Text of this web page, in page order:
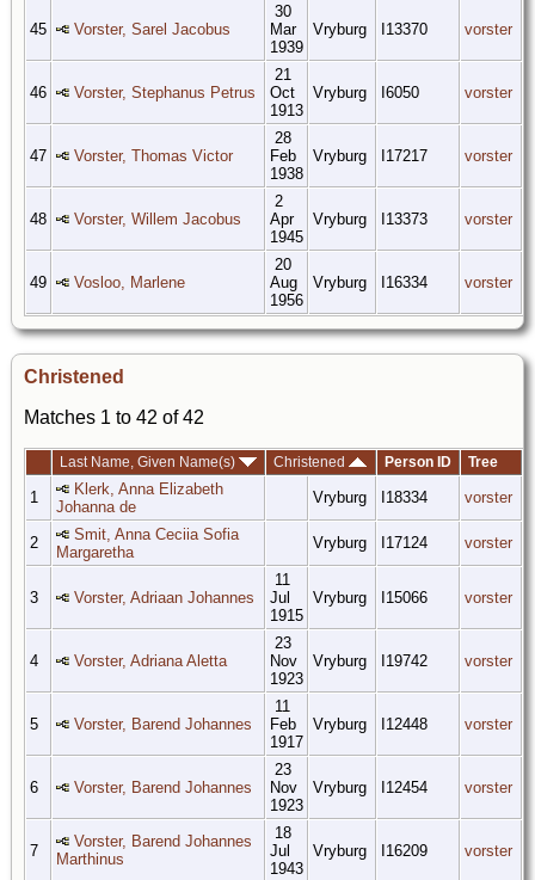
45 Vorster, Sarel Jacobus
30
Mar
1939
Vryburg I13370 vorster
46 Vorster, Stephanus Petrus
21
Oct
1913
Vryburg I6050 vorster
47 Vorster, Thomas Victor
28
Feb
1938
Vryburg I17217 vorster
48 Vorster, Willem Jacobus
2
Apr
1945
Vryburg I13373 vorster
49 Vosloo, Marlene
20
Aug
1956
Vryburg I16334 vorster
Christened
Matches 1 to 42 of 42
Last Name, Given Name(s) Christened Person ID Tree
1
Klerk, Anna Elizabeth
Johanna de
Vryburg I18334 vorster
2
Smit, Anna Ceciia Sofia
Margaretha
Vryburg I17124 vorster
3 Vorster, Adriaan Johannes
11
Jul
1915
Vryburg I15066 vorster
4 Vorster, Adriana Aletta
23
Nov
1923
Vryburg I19742 vorster
5 Vorster, Barend Johannes
11
Feb
1917
Vryburg I12448 vorster
6 Vorster, Barend Johannes
23
Nov
1923
Vryburg I12454 vorster
7
Vorster, Barend Johannes
Marthinus
18
Jul
1943
Vryburg I16209 vorster